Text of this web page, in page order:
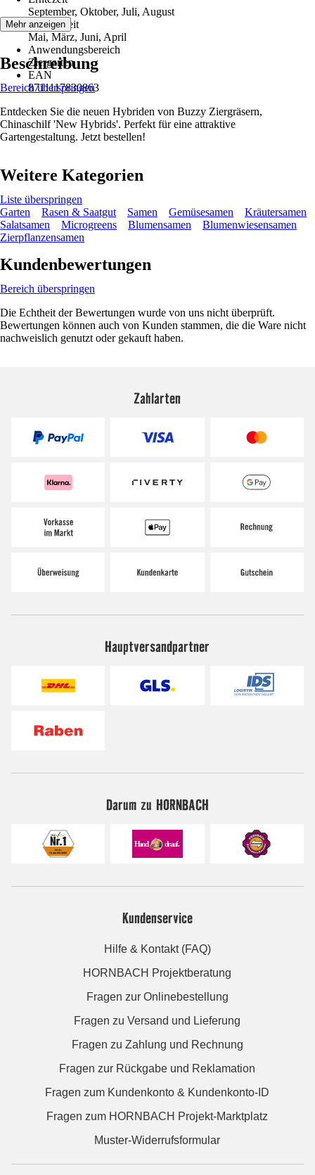
September, Oktober, Juli, August
Aussaatzeit
Mai, März, Juni, April
Anwendungsbereich
Ziergarten
EAN
8711117830863
Mehr anzeigen
Beschreibung
Bereich überspringen
Entdecken Sie die neuen Hybriden von Buzzy Ziergräsern,
Chinaschilf 'New Hybrids'. Perfekt für eine attraktive
Gartengestaltung. Jetzt bestellen!
Weitere Kategorien
Liste überspringen
Garten
Rasen & Saatgut Samen Gemüsesamen
Kräutersamen
Salatsamen
Microgreens Blumensamen
Blumenwiesensamen
Zierpflanzensamen
Kundenbewertungen
Bereich überspringen
Die Echtheit der Bewertungen wurde von uns nicht überprüft.
Bewertungen können auch von Kunden stammen, die die Ware nicht
nachweislich genutzt oder gekauft haben.
Zahlarten
Hauptversandpartner
Darum zu HORNBACH
Kundenservice
Hilfe & Kontakt (FAQ)
HORNBACH Projektberatung
Fragen zur Onlinebestellung
Fragen zu Versand und Lieferung
Fragen zu Zahlung und Rechnung
Fragen zur Rückgabe und Reklamation
Fragen zum Kundenkonto & Kundenkonto-ID
Fragen zum HORNBACH Projekt-Marktplatz
Muster-Widerrufsformular